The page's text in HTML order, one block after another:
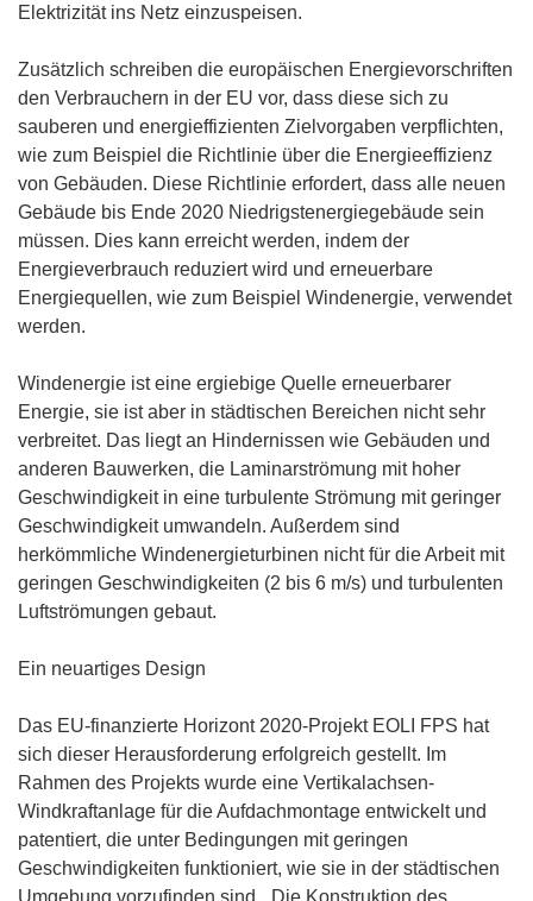
Elektrizität ins Netz einzuspeisen.
Zusätzlich schreiben die europäischen Energievorschriften
den Verbrauchern in der EU vor, dass diese sich zu
sauberen und energieffizienten Zielvorgaben verpflichten,
wie zum Beispiel die Richtlinie über die Energieeffizienz
von Gebäuden. Diese Richtlinie erfordert, dass alle neuen
Gebäude bis Ende 2020 Niedrigstenergiegebäude sein
müssen. Dies kann erreicht werden, indem der
Energieverbrauch reduziert wird und erneuerbare
Energiequellen, wie zum Beispiel Windenergie, verwendet
werden.
Windenergie ist eine ergiebige Quelle erneuerbarer
Energie, sie ist aber in städtischen Bereichen nicht sehr
verbreitet. Das liegt an Hindernissen wie Gebäuden und
anderen Bauwerken, die Laminarströmung mit hoher
Geschwindigkeit in eine turbulente Strömung mit geringer
Geschwindigkeit umwandeln. Außerdem sind
herkömmliche Windenergieturbinen nicht für die Arbeit mit
geringen Geschwindigkeiten (2 bis 6 m/s) und turbulenten
Luftströmungen gebaut.
Ein neuartiges Design
Das EU-finanzierte Horizont 2020-Projekt EOLI FPS hat
sich dieser Herausforderung erfolgreich gestellt. Im
Rahmen des Projekts wurde eine Vertikalachsen-
Windkraftanlage für die Aufdachmontage entwickelt und
patentiert, die unter Bedingungen mit geringen
Geschwindigkeiten funktioniert, wie sie in der städtischen
Umgebung vorzufinden sind. „Die Konstruktion des